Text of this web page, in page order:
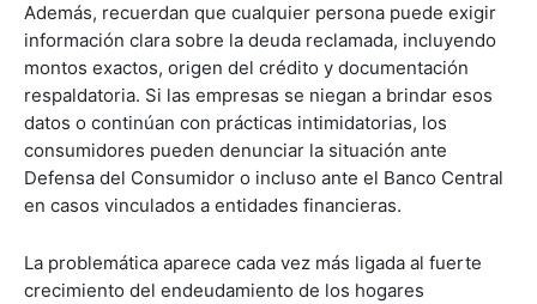
Además, recuerdan que cualquier persona puede exigir
información clara sobre la deuda reclamada, incluyendo
montos exactos, origen del crédito y documentación
respaldatoria. Si las empresas se niegan a brindar esos
datos o continúan con prácticas intimidatorias, los
consumidores pueden denunciar la situación ante
Defensa del Consumidor o incluso ante el Banco Central
en casos vinculados a entidades financieras.
La problemática aparece cada vez más ligada al fuerte
crecimiento del endeudamiento de los hogares